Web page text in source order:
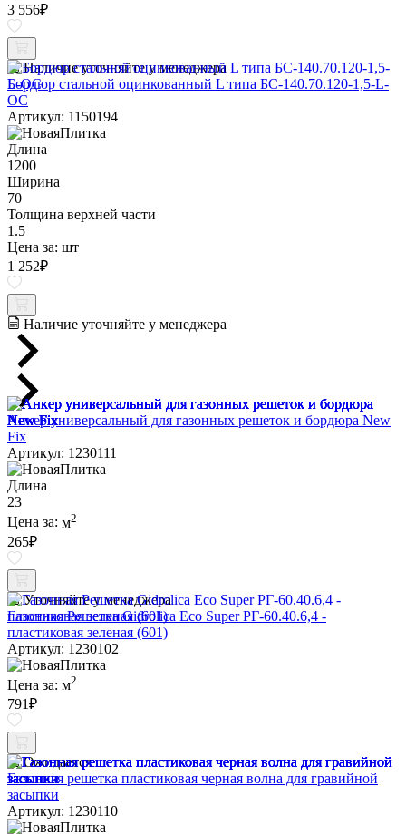
3 556₽
Наличие уточняйте у менеджера
Бордюр стальной оцинкованный L типа БС-140.70.120-1,5-L-
ОС
Артикул: 1150194
Длина
1200
Ширина
70
Толщина верхней части
1.5
Цена за: шт
1 252₽
Наличие уточняйте у менеджера
Анкер универсальный для газонных решеток и бордюра New
Fix
Артикул: 1230111
Длина
23
Цена за: м2
265₽
Уточняйте у менеджера
Газонная Решетка Gidrolica Eco Super РГ-60.40.6,4 -
пластиковая зеленая (601)
Артикул: 1230102
Цена за: м2
791₽
Ожидается
Газонная решетка пластиковая черная волна для гравийной
засыпки
Артикул: 1230110